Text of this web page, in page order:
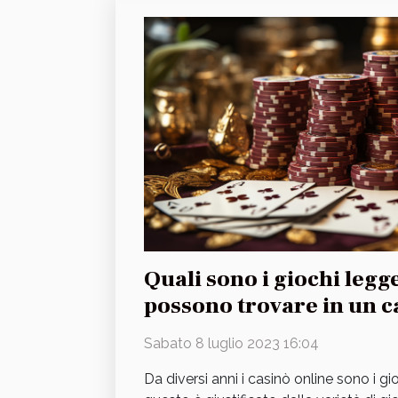
Quali sono i giochi
possono trovare in un
affidabile e sicuro?
Sabato 8 luglio 2023 16:04
Da diversi anni i casinò online sono i